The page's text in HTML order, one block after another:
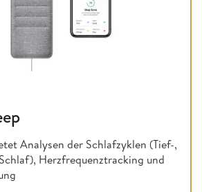
Analysen der Schlafzyklen (Tief-,
Herzfrequenztracking und